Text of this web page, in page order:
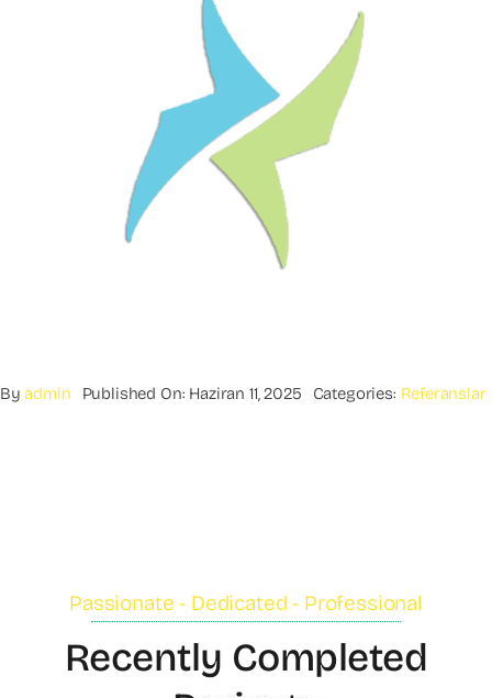
Byadmin Published On: Haziran 11, 2025 Categories: Referanslar
Passionate - Dedicated - Professional
Recently Completed